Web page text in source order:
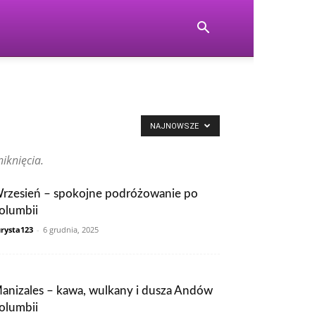
NAJNOWSZE
– spokojne podróżowanie po
- 6 grudnia, 2025
– kawa, wulkany i dusza Andów